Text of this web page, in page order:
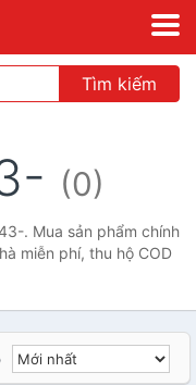
Tìm kiếm
(0)
. Mua sản phẩm chính
miễn phí, thu hộ COD